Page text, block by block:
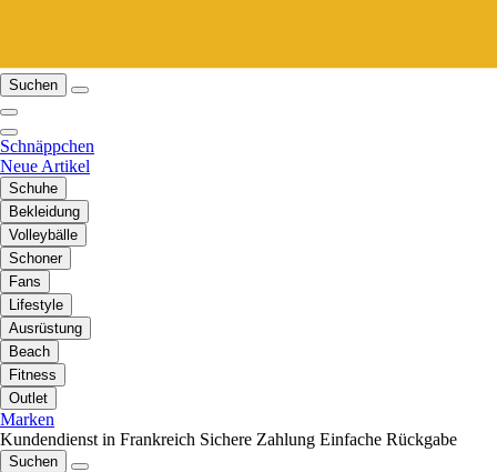
Suchen
Schnäppchen
Neue Artikel
Schuhe
Bekleidung
Volleybälle
Schoner
Fans
Lifestyle
Ausrüstung
Beach
Fitness
Outlet
Marken
Kundendienst in Frankreich Sichere Zahlung Einfache Rückgabe
Suchen